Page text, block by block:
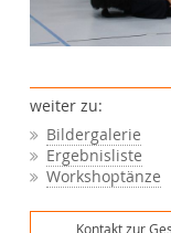
weiter zu:
Bildergalerie
Ergebnisliste
Workshoptänze
Kontakt zur